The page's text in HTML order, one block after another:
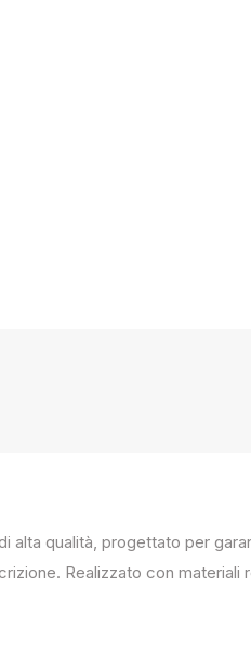
qualità, progettato per
Realizzato con